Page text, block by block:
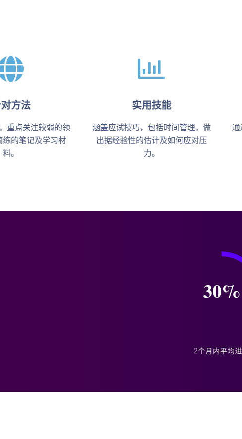
方法
重点关注较弱的领
练的笔记及学习材
料。
实用技能
涵盖应试技巧，包括时间管理，做
出据经验性的估计及如何应对压
力。
通
30%
2个月内平均